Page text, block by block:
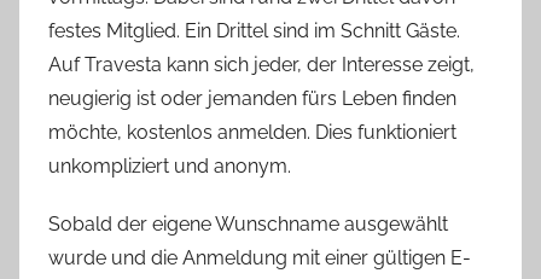
festes Mitglied. Ein Drittel sind im Schnitt Gäste.
Auf Travesta kann sich jeder, der Interesse zeigt,
neugierig ist oder jemanden fürs Leben finden
möchte, kostenlos anmelden. Dies funktioniert
unkompliziert und anonym.
Sobald der eigene Wunschname ausgewählt
wurde und die Anmeldung mit einer gültigen E-